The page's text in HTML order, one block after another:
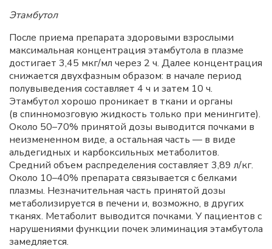
Этамбутол
После приема препарата здоровыми взрослыми
максимальная концентрация этамбутола в плазме
достигает 3,45 мкг/мл через 2 ч. Далее концентрация
снижается двухфазным образом: в начале период
полувыведения составляет 4 ч и затем 10 ч.
Этамбутол хорошо проникает в ткани и органы
(в спинномозговую жидкость только при менингите).
Около 50–70% принятой дозы выводится почками в
неизмененном виде, а остальная часть — в виде
альдегидных и карбоксильных метаболитов.
Средний объем распределения составляет 3,89 л/кг.
Около 10–40% препарата связывается с белками
плазмы. Незначительная часть принятой дозы
метаболизируется в печени и, возможно, в других
тканях. Метаболит выводится почками. У пациентов с
нарушениями функции почек элиминация этамбутола
замедляется.